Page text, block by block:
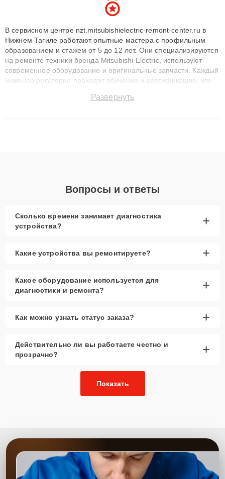
В сервисном центре nzt.mitsubishielectric-remont-center.ru в
Нижнем Тагиле работают опытные мастера с профильным
образованием и стажем от 5 до 12 лет. Они специализируются
на ремонте техники бренда Mitsubishi Electric, используют
современное оборудование и оригинальные запчасти. Каждый
инженер регулярно проходит обучение и сертификацию, что
восстанавливать технику с сохранением гарантии до 3 лет.
Развернуть
Вопросы и ответы
Сколько времени занимает диагностика
устройства?
+
Какие устройства вы ремонтируете? +
Какое оборудование используется для
диагностики и ремонта?
+
Как можно узнать статус заказа? +
Действительно ли вы работаете честно и
прозрачно?
+
Показать